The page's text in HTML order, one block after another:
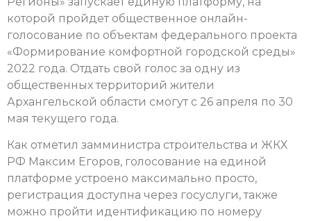
которой пройдет общественное онлайн-
голосование по объектам федерального проекта
«Формирование комфортной городской среды»
2022 года. Отдать свой голос за одну из
общественных территорий жители
Архангельской области смогут с 26 апреля по 30
мая текущего года.
Как отметил замминистра строительства и ЖКХ
РФ Максим Егоров, голосование на единой
платформе устроено максимально просто,
регистрация доступна через госуслуги, также
можно пройти идентификацию по номеру